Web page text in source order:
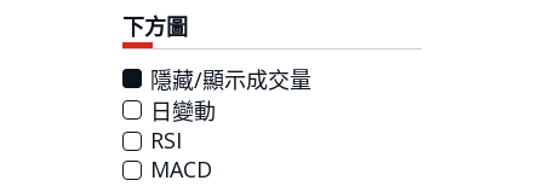
下方圖
隱藏/顯示成交量
日變動
RSI
MACD